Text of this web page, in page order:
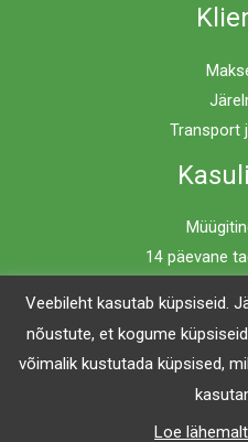
Transport
14 päevane
Copyright © 2026
Veebileht kasutab küpsiseid.
nõustute, et kogume
võimalik kustutada küpsised,
Loe lähemalt